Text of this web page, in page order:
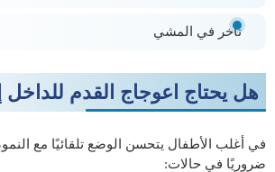
تأخر في المشي
هل يحتاج اعوجاج القدم للداخل
في أغلب الأطفال يتحسن الوضع تلقائيًا مع
ضروريًا في حالات: